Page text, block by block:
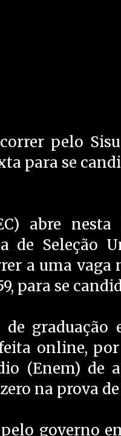
pelo
para se
abre
de Seleção
a uma vaga
para se
graduação
online,
(Enem) de
na prova de
governo